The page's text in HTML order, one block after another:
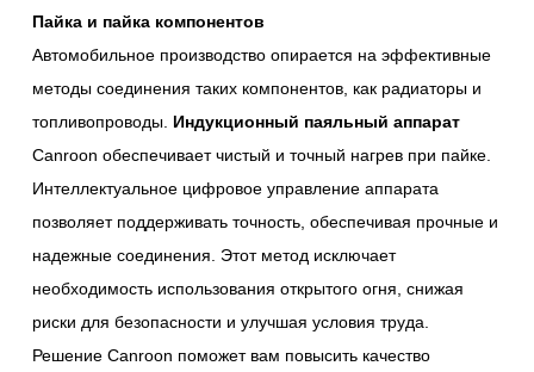
Пайка и пайка компонентов
Автомобильное производство опирается на эффективные
методы соединения таких компонентов, как радиаторы и
топливопроводы. Индукционный паяльный аппарат
Canroon обеспечивает чистый и точный нагрев при пайке.
Интеллектуальное цифровое управление аппарата
позволяет поддерживать точность, обеспечивая прочные и
надежные соединения. Этот метод исключает
необходимость использования открытого огня, снижая
риски для безопасности и улучшая условия труда.
Решение Canroon поможет вам повысить качество